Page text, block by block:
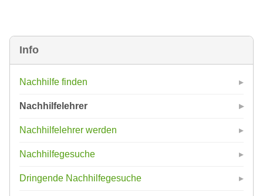
Info
Nachhilfe finden
Nachhilfelehrer
Nachhilfelehrer werden
Nachhilfegesuche
Dringende Nachhilfegesuche